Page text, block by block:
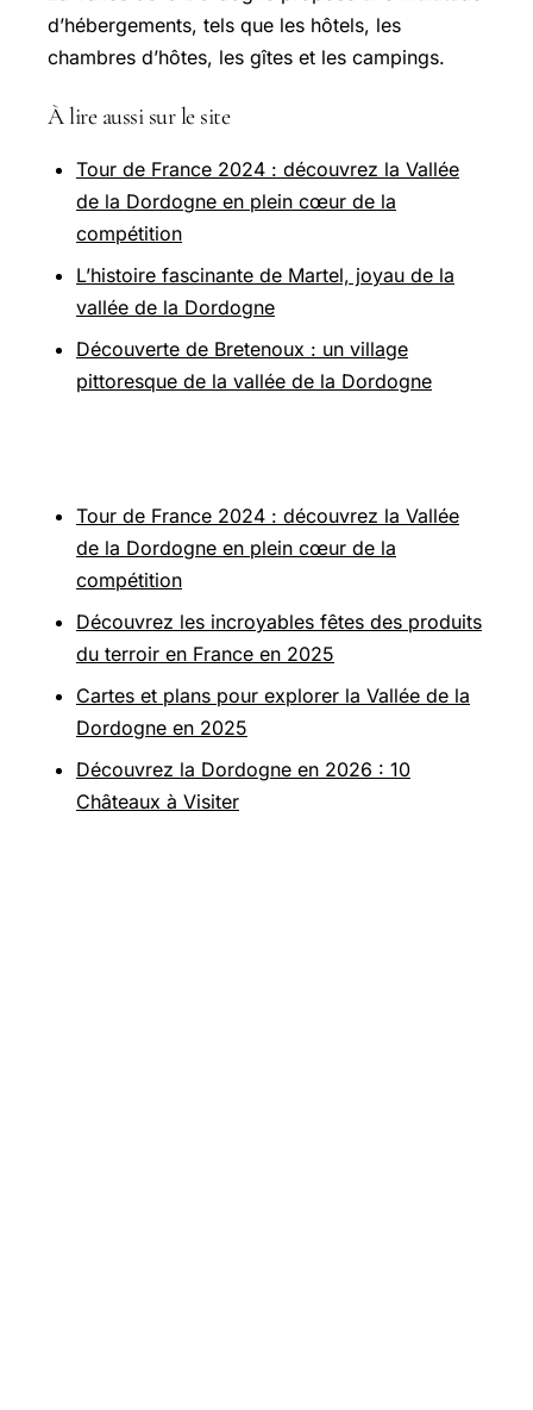
d’hébergements, tels que les hôtels, les
chambres d’hôtes, les gîtes et les campings.
À lire aussi sur le site
Tour de France 2024 : découvrez la Vallée
de la Dordogne en plein cœur de la
compétition
L’histoire fascinante de Martel, joyau de la
vallée de la Dordogne
Découverte de Bretenoux : un village
pittoresque de la vallée de la Dordogne
Tour de France 2024 : découvrez la Vallée
de la Dordogne en plein cœur de la
compétition
Découvrez les incroyables fêtes des produits
du terroir en France en 2025
Cartes et plans pour explorer la Vallée de la
Dordogne en 2025
Découvrez la Dordogne en 2026 : 10
Châteaux à Visiter